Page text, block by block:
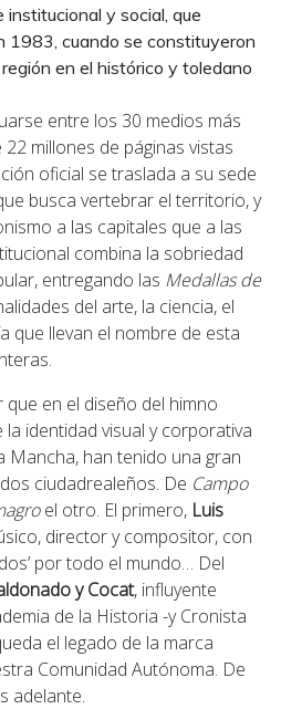
y social, que
1983, cuando se constituyeron
en el histórico y toledano
entre los 30 medios más
millones de páginas vistas
oficial se traslada a su sede
busca vertebrar el territorio, y
a las capitales que a las
combina la sobriedad
entregando las Medallas de
del arte, la ciencia, el
que llevan el nombre de esta
en el diseño del himno
identidad visual y corporativa
Mancha, han tenido una gran
ciudadrealeños. De Campo
el otro. El primero, Luis
director y compositor, con
por todo el mundo… Del
y Cocat, influyente
de la Historia -y Cronista
el legado de la marca
Comunidad Autónoma. De
adelante.